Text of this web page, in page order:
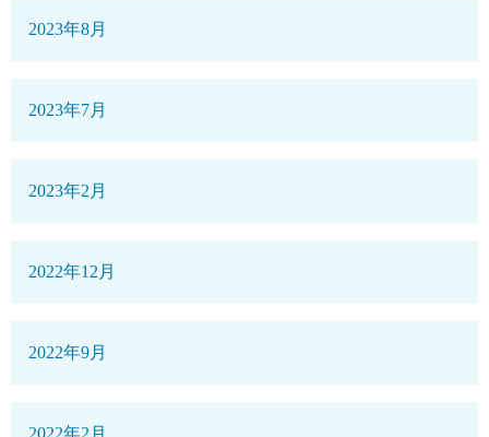
2023年8月
2023年7月
2023年2月
2022年12月
2022年9月
2022年2月